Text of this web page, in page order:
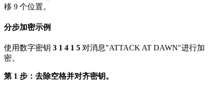
移 9 个位置。
分步加密示例
使用数字密钥 3 1 4 1 5 对消息"ATTACK AT DAWN"进行加
密。
第 1 步：去除空格并对齐密钥。